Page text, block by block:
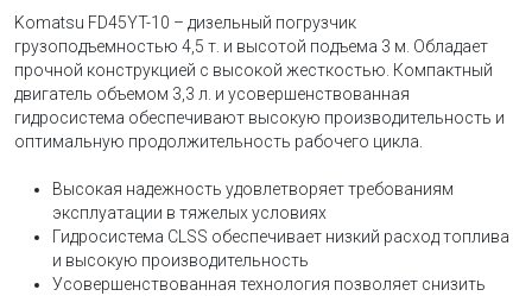
Komatsu FD45YT-10 – дизельный погрузчик
грузоподъемностью 4,5 т. и высотой подъема 3 м. Обладает
прочной конструкцией с высокой жесткостью. Компактный
двигатель объемом 3,3 л. и усовершенствованная
гидросистема обеспечивают высокую производительность и
оптимальную продолжительность рабочего цикла.
Высокая надежность удовлетворяет требованиям
эксплуатации в тяжелых условиях
Гидросистема CLSS обеспечивает низкий расход топлива
и высокую производительность
Усовершенствованная технология позволяет снизить